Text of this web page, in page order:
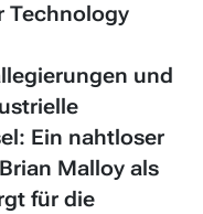
Technology
und
Ein nahtloser
Malloy als
für die